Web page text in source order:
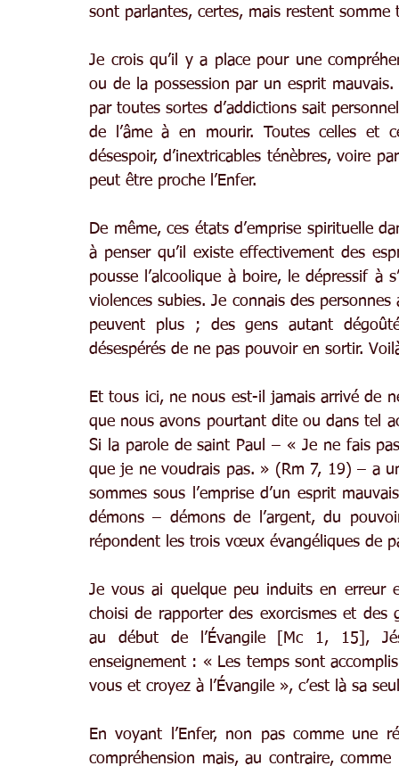
sont parlantes, certes, mais restent
Je crois qu’il y a place pour une
ou de la possession par un esprit
par toutes sortes d’addictions sait
de l’âme à en mourir. Toutes celles et
désespoir, d’inextricables ténèbres, voire
peut être proche l’Enfer.
De même, ces états d’emprise spirituelle
à penser qu’il existe effectivement des
pousse l’alcoolique à boire, le dépressif à
violences subies. Je connais des
peuvent plus ; des gens autant
désespérés de ne pas pouvoir en sortir.
Et tous ici, ne nous est-il jamais arrivé de
que nous avons pourtant dite ou dans tel
Si la parole de saint Paul – « Je ne fais
que je ne voudrais pas. » (Rm 7, 19) – a
sommes sous l’emprise d’un esprit
démons – démons de l’argent, du
répondent les trois vœux évangéliques de
Je vous ai quelque peu induits en erreur
choisi de rapporter des exorcismes et des
au début de l’Évangile [Mc 1, 15],
enseignement : « Les temps sont
vous et croyez à l’Évangile », c’est là sa
En voyant l’Enfer, non pas comme une
compréhension mais, au contraire,